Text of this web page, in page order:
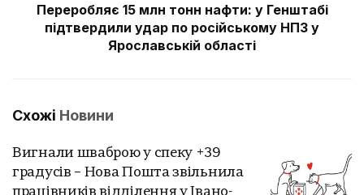
Переробляє 15 млн тонн нафти: у Генштабі
підтвердили удар по російському НПЗ у
Ярославській області
Схожі Новини
Вигнали шваброю у спеку +39
градусів – Нова Пошта звільнила
працівників відділення у Івано-